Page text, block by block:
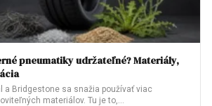
pneumatiky udržateľné? Materiály,
a Bridgestone sa snažia používať viac
materiálov. Tu je to,…